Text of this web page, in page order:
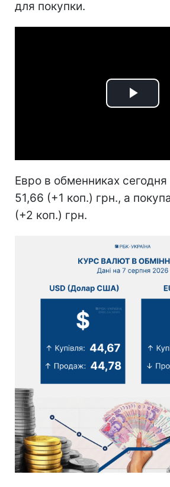
для покупки.
Play
Евро в обменниках
51,66 (+1 коп.) грн., а
(+2 коп.) грн.